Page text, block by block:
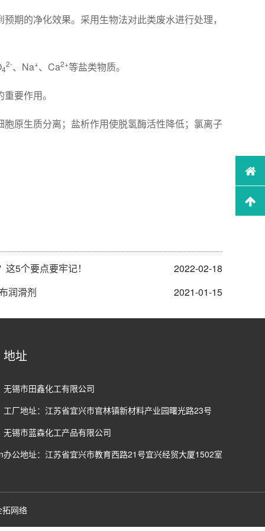
期的净化效果。采用生物法对此类废水进行处理，
4
2-、Na+、Ca2+等盐类物质。
要作用。
原生质分离；盐析作用使脱氢酶活性降低；氯离子
5个要点要牢记！
2022-02-18
润滑剂
2021-01-15
地址
无锡市田鑫化工有限公司
工厂地址：江苏省宜兴市官林镇新材料产业园曙光路23号
无锡市蓝森化工产品有限公司
办公地址：江苏省宜兴市教育西路21号宜兴经贸大厦1502室
拓网络